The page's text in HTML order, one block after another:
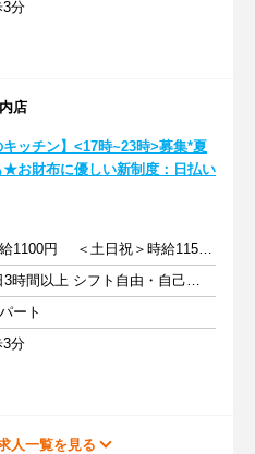
3分
店
キッチン】<17時~23時>募集*夏
★お財布に優しい新制度：日払い
＜平 日＞時給1100円 ＜土日祝＞時給1150円
週2日以上 1日3時間以上 シフト自由・自己申告
ート
3分
人一覧を見る